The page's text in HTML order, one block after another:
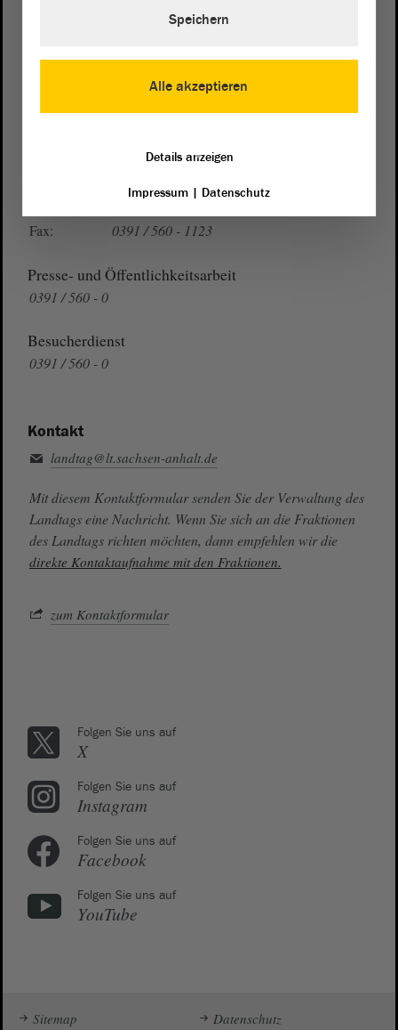
Landtag von Sachsen-Anhalt
39104 Magdeburg
Fax:
0391 / 560 - 1123
Presse- und Öffentlichkeitsarbeit
0391 / 560 - 0
Besucherdienst
0391 / 560 - 0
Kontakt
landtag@lt.sachsen-anhalt.de
Mit diesem Kontaktformular senden Sie der Verwaltung des
Landtags eine Nachricht. Wenn Sie sich an die Fraktionen
des Landtags richten möchten, dann empfehlen wir die
direkte Kontaktaufnahme mit den Fraktionen.
zum Kontaktformular
Folgen Sie uns auf
X
Folgen Sie uns auf
Instagram
Folgen Sie uns auf
Facebook
Folgen Sie uns auf
YouTube
Sitemap Datenschutz
Alle akzeptieren
Speichern
Details anzeigen
Impressum| Datenschutz